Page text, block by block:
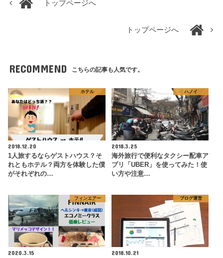
トップページへ
トップページへ
RECOMMEND こちらの記事も人気です。
ホテル
2018.12.20
1人旅するならゲストハウス？そ
れともホテル？両方を体験した僕
がそれぞれの…
ハノイ
2018.3.25
海外旅行で便利なタクシー配車ア
プリ「UBER」を使ってみた！使
い方や注意…
フィンエアー
2020.3.15
ブログ運営
2018.10.21